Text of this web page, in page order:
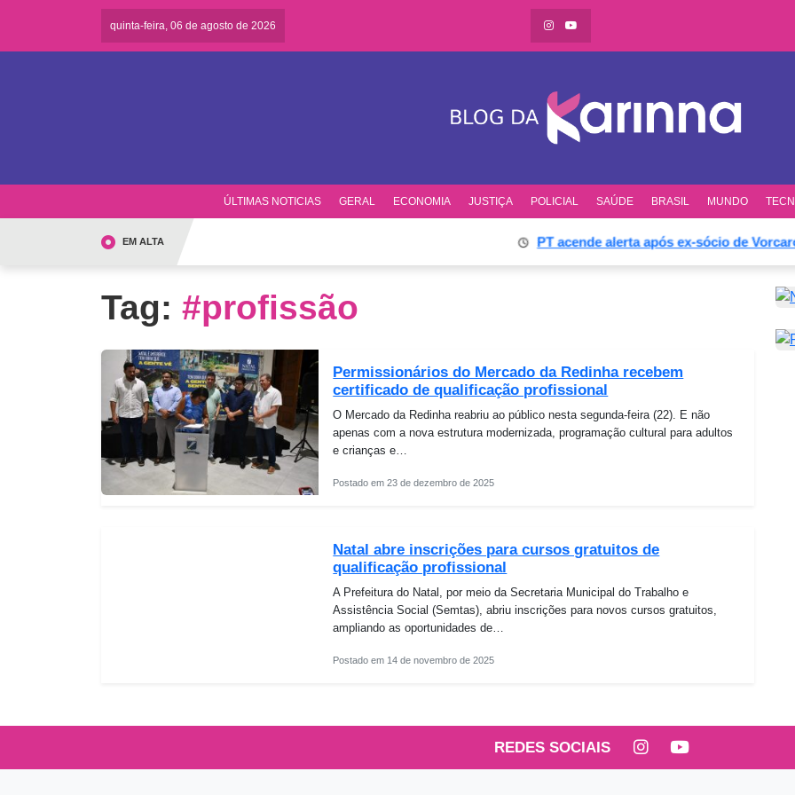
quinta-feira, 06 de agosto de 2026
ÚLTIMAS NOTICIAS GERAL ECONOMIA JUSTIÇA POLICIAL SAÚDE BRASIL MUNDO
EM ALTA PT acende alerta após ex-sócio de Vorcaro
Tag: #profissão
Permissionários do Mercado da Redinha recebem
certificado de qualificação profissional
O Mercado da Redinha reabriu ao público nesta segunda-feira (22). E não
apenas com a nova estrutura modernizada, programação cultural para adultos
e crianças e…
Postado em 23 de dezembro de 2025
Natal abre inscrições para cursos gratuitos de
qualificação profissional
A Prefeitura do Natal, por meio da Secretaria Municipal do Trabalho e
Assistência Social (Semtas), abriu inscrições para novos cursos gratuitos,
ampliando as oportunidades de…
Postado em 14 de novembro de 2025
REDES SOCIAIS